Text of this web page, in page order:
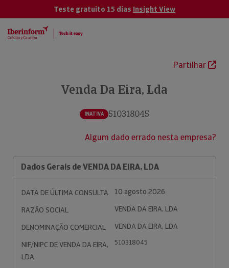
Teste gratuito 15 dias Insight View
Partilhar
Venda Da Eira, Lda
INATIVA 510318045
Algum dado errado nesta empresa?
Dados Gerais de VENDA DA EIRA, LDA
DATA DE ÚLTIMA CONSULTA
10 agosto 2026
RAZÃO SOCIAL
VENDA DA EIRA, LDA
DENOMINAÇÃO COMERCIAL
VENDA DA EIRA, LDA
NIF/NIPC DE VENDA DA EIRA,
LDA
510318045